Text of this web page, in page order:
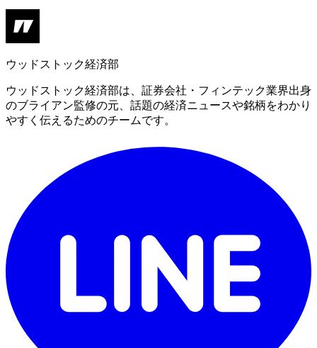
ウッドストック経済部
ウッドストック経済部は、証券会社・フィンテック業界出身
のブライアン監修の元、話題の経済ニュースや銘柄をわかり
やすく伝えるためのチームです。